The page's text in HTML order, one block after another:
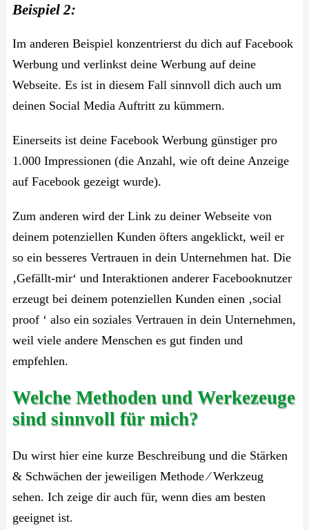
Beispiel 2:
Im anderen Beispiel konzentrierst du dich auf Facebook
Werbung und verlinkst deine Werbung auf deine
Webseite. Es ist in diesem Fall sinnvoll dich auch um
deinen Social Media Auftritt zu kümmern.
Einerseits ist deine Facebook Werbung günstiger pro
1.000 Impressionen (die Anzahl, wie oft deine Anzeige
auf Facebook gezeigt wurde).
Zum anderen wird der Link zu deiner Webseite von
deinem potenziellen Kunden öfters angeklickt, weil er
so ein besseres Vertrauen in dein Unternehmen hat. Die
‚Gefällt-mir‘ und Interaktionen anderer Facebooknutzer
erzeugt bei deinem potenziellen Kunden einen ‚social
proof ‘ also ein soziales Vertrauen in dein Unternehmen,
weil viele andere Menschen es gut finden und
empfehlen.
Welche Methoden und Werkezeuge
sind sinnvoll für mich?
Du wirst hier eine kurze Beschreibung und die Stärken
& Schwächen der jeweiligen Methode ⁄ Werkzeug
sehen. Ich zeige dir auch für, wenn dies am besten
geeignet ist.